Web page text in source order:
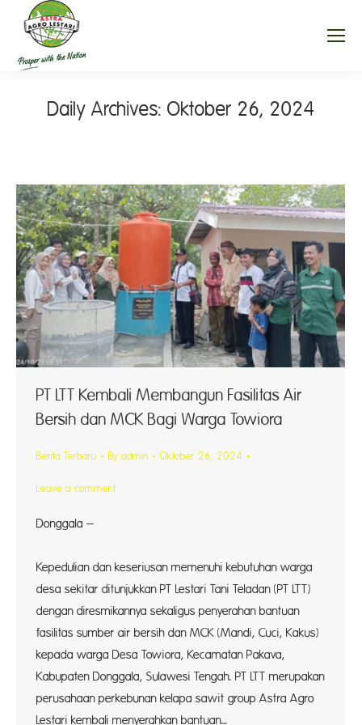
Daily Archives: Oktober 26, 2024
PT LTT Kembali Membangun Fasilitas Air
Bersih dan MCK Bagi Warga Towiora
Berita Terbaru By admin Oktober 26, 2024
Leave a comment
Donggala –
Kepedulian dan keseriusan memenuhi kebutuhan warga
desa sekitar ditunjukkan PT Lestari Tani Teladan (PT LTT)
dengan diresmikannya sekaligus penyerahan bantuan
fasilitas sumber air bersih dan MCK (Mandi, Cuci, Kakus)
kepada warga Desa Towiora, Kecamatan Pakava,
Kabupaten Donggala, Sulawesi Tengah. PT LTT merupakan
perusahaan perkebunan kelapa sawit group Astra Agro
Lestari kembali menyerahkan bantuan…